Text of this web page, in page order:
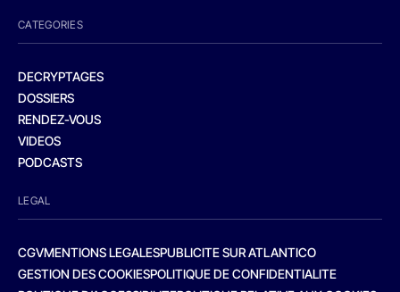
CATEGORIES
DECRYPTAGES
DOSSIERS
RENDEZ-VOUS
VIDEOS
PODCASTS
LEGAL
CGVMENTIONS LEGALESPUBLICITE SUR ATLANTICO
GESTION DES COOKIESPOLITIQUE DE CONFIDENTIALITE